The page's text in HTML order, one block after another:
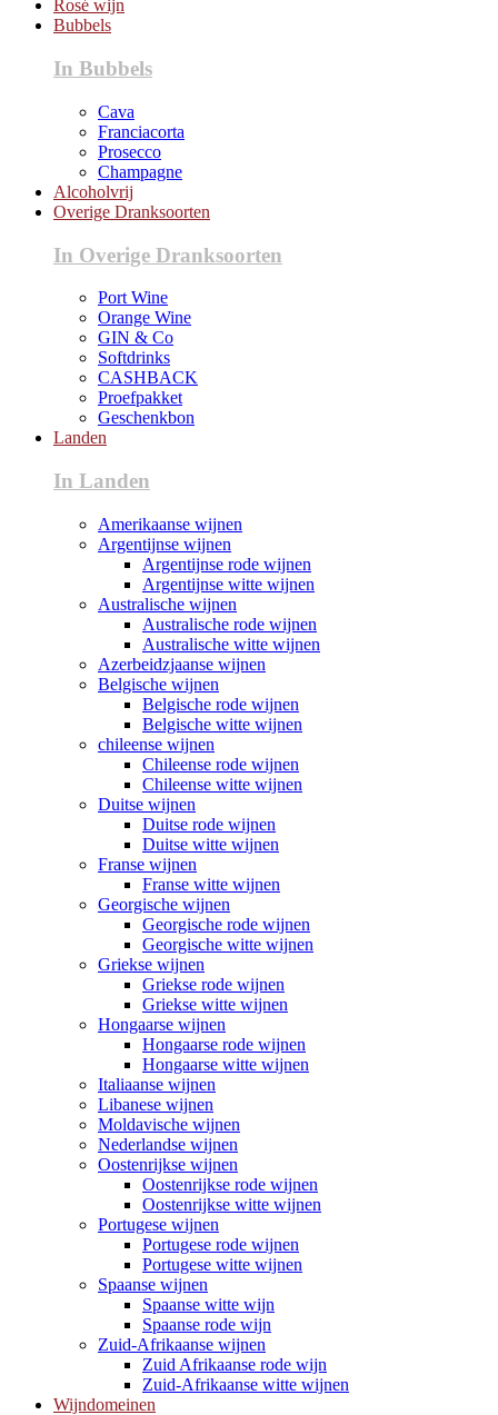
Rosé wijn
Bubbels
In Bubbels
Cava
Franciacorta
Prosecco
Champagne
Alcoholvrij
Overige Dranksoorten
In Overige Dranksoorten
Port Wine
Orange Wine
GIN & Co
Softdrinks
CASHBACK
Proefpakket
Geschenkbon
Landen
In Landen
Amerikaanse wijnen
Argentijnse wijnen
Argentijnse rode wijnen
Argentijnse witte wijnen
Australische wijnen
Australische rode wijnen
Australische witte wijnen
Azerbeidzjaanse wijnen
Belgische wijnen
Belgische rode wijnen
Belgische witte wijnen
chileense wijnen
Chileense rode wijnen
Chileense witte wijnen
Duitse wijnen
Duitse rode wijnen
Duitse witte wijnen
Franse wijnen
Franse witte wijnen
Georgische wijnen
Georgische rode wijnen
Georgische witte wijnen
Griekse wijnen
Griekse rode wijnen
Griekse witte wijnen
Hongaarse wijnen
Hongaarse rode wijnen
Hongaarse witte wijnen
Italiaanse wijnen
Libanese wijnen
Moldavische wijnen
Nederlandse wijnen
Oostenrijkse wijnen
Oostenrijkse rode wijnen
Oostenrijkse witte wijnen
Portugese wijnen
Portugese rode wijnen
Portugese witte wijnen
Spaanse wijnen
Spaanse witte wijn
Spaanse rode wijn
Zuid-Afrikaanse wijnen
Zuid Afrikaanse rode wijn
Zuid-Afrikaanse witte wijnen
Wijndomeinen